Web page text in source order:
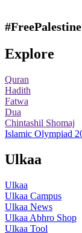
#FreePalestine
Explore
Quran
Hadith
Fatwa
Dua
Chintashil Shomaj
Islamic Olympiad
Ulkaa
Ulkaa
Ulkaa Campus
Ulkaa News
Ulkaa Abhro Shop
Ulkaa Tool